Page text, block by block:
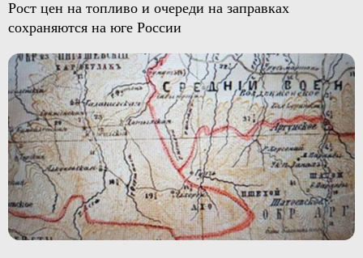
Рост цен на топливо и очереди на заправках
сохраняются на юге России